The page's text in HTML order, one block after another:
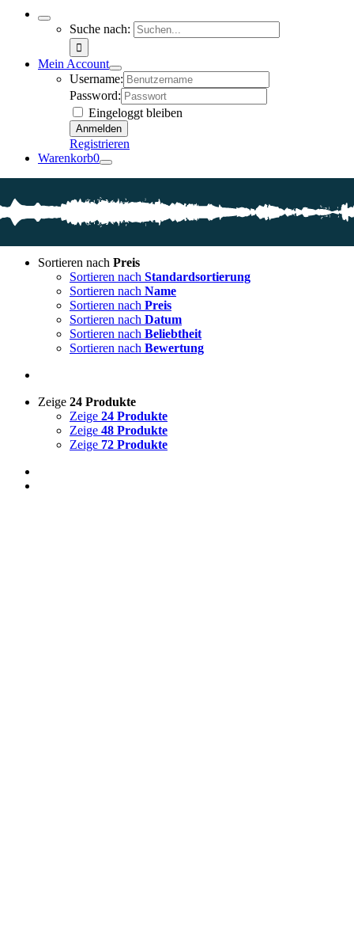
Suche nach:
Mein Account
Username:
Password:
Eingeloggt bleiben
Registrieren
Warenkorb0
Auf Lager
Zum Verkauf(0)
Produkt-Kategorien
Produkt Schlagwörter
Sortieren nach Preis
Sortieren nach Standardsortierung
Sortieren nach Name
Sortieren nach Preis
Sortieren nach Datum
Sortieren nach Beliebtheit
Sortieren nach Bewertung
Zeige 24 Produkte
Zeige 24 Produkte
Zeige 48 Produkte
Zeige 72 Produkte